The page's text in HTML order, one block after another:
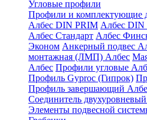
Угловые профили
Профили и комплектующие
Албес DIN PRIM Албес DIN
Албес Стандарт Албес
Эконом Анкерный подвес
монтажная (ЛМП) Албес
Албес Профили угловые
Профиль Gyproc (Гипрок)
Профиль завершающий
Соединитель
Элементы подвесной